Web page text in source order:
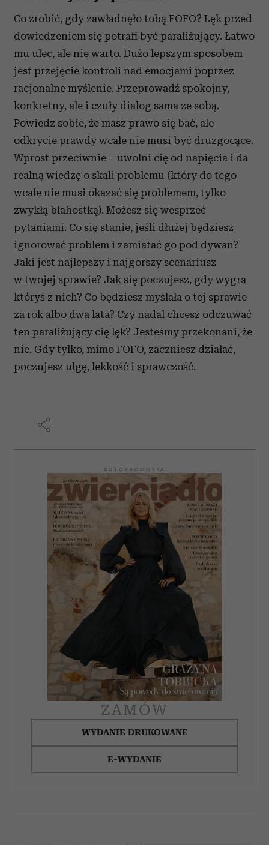
Co zrobić, gdy zawładnęło tobą FOFO? Lęk przed
dowiedzeniem się potrafi być paraliżujący. Łatwo
mu ulec, ale nie warto. Dużo lepszym sposobem
jest przejęcie kontroli nad emocjami poprzez
racjonalne myślenie. Przeprowadź spokojny,
konkretny, ale i czuły dialog sama ze sobą.
Powiedz sobie, że masz prawo się bać, ale
odkrycie prawdy wcale nie musi być druzgocące.
Wprost przeciwnie – uwolni cię od napięcia i da
realną wiedzę o skali problemu (który do tego
wcale nie musi okazać się problemem, tylko
zwykłą błahostką). Możesz się wesprzeć
pytaniami. Co się stanie, jeśli dłużej będziesz
ignorować problem i zamiatać go pod dywan?
Jaki jest najlepszy i najgorszy scenariusz
w twojej sprawie? Jak się poczujesz, gdy wygra
któryś z nich? Co będziesz myślała o tej sprawie
za rok albo dwa lata? Czy nadal chcesz odczuwać
ten paraliżujący cię lęk? Jesteśmy przekonani, że
nie. Gdy tylko, mimo FOFO, zaczniesz działać,
poczujesz ulgę, lekkość i sprawczość.
AUTOPROMOCJA
ZAMÓW
WYDANIE DRUKOWANE
E-WYDANIE